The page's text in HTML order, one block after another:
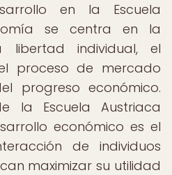
en la Escuela
se centra en la
individual, el
proceso de mercado
progreso económico.
la Escuela Austriaca
económico es el
de individuos
maximizar su utilidad